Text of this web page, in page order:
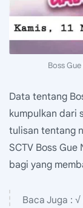
Boss
Data tentang
kumpulkan dari
tulisan tentang
SCTV Boss
bagi yang
Baca Juga : √